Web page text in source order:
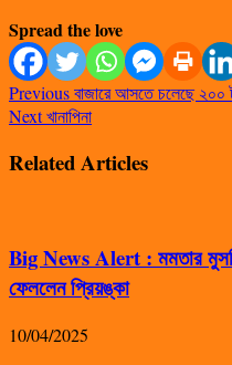
Spread the love
Previousবাজারে আসতে চলেছে ২০০
Nextখানাপিনা
Related Articles
Big News Alert : মমতার
ফেললেন প্রিয়ঙ্কা
10/04/2025